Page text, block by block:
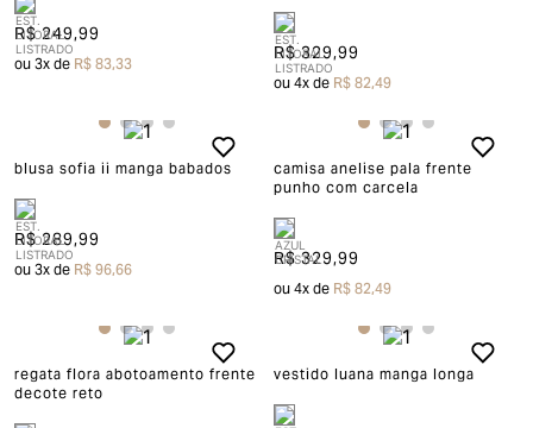
R$ 249,99
ou3x deR$ 83,33 R$ 329,99
ou4x deR$ 82,49
blusa sofia ii manga babados
R$ 289,99
ou3x deR$ 96,66
camisa anelise pala frente
punho com carcela
R$ 329,99
ou4x deR$ 82,49
regata flora abotoamento frente
decote reto
vestido luana manga longa